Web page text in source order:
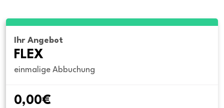
Ihr Angebot
FLEX
einmalige Abbuchung
0,00€